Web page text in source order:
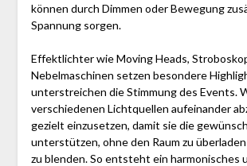
können durch Dimmen oder Bewegung
Spannung sorgen.
Effektlichter wie Moving Heads,
Nebelmaschinen setzen besondere
unterstreichen die Stimmung des Events.
verschiedenen Lichtquellen aufeinander
gezielt einzusetzen, damit sie die
unterstützen, ohne den Raum zu
zu blenden. So entsteht ein harmonisches